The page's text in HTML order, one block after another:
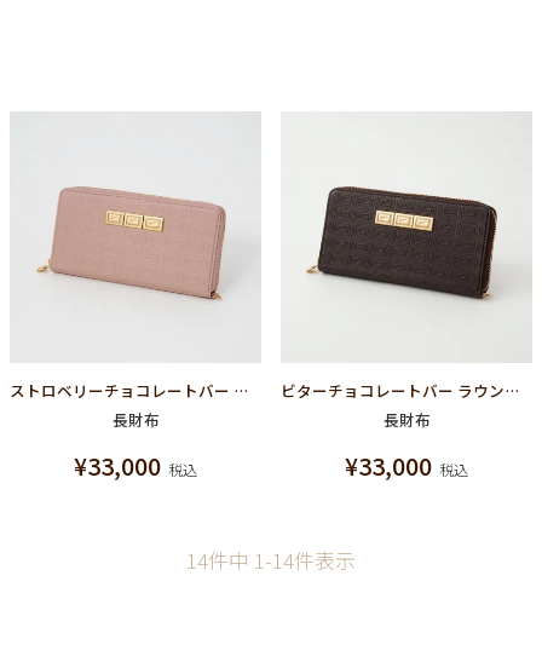
ストロベリーチョコレートバー ラウンドファスナーウォレット（財布）
長財布
¥33,000 税込
ビターチョコレートバー ラウンドファスナーウォレット（財布）
長財布
¥33,000 税込
14件中 1-14件表示